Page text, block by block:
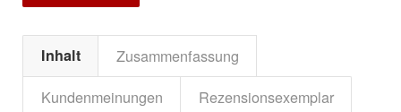
Inhalt
Zusammenfassung
Kundenmeinungen
Rezensionsexemplar